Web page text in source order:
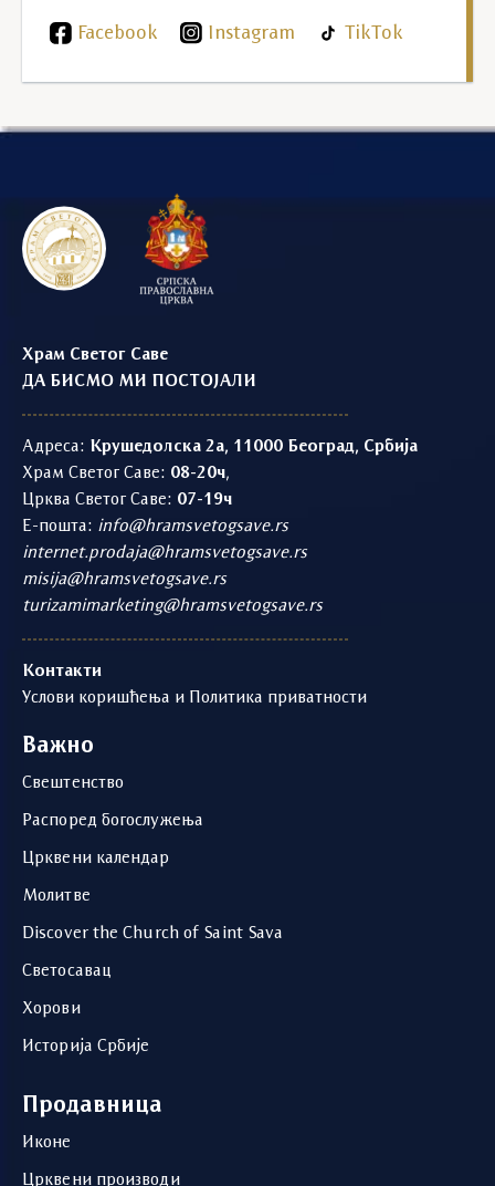
Facebook Instagram TikTok
Храм Светог Саве
ДА БИСМО МИ ПОСТОЈАЛИ
Адреса: Крушедолска 2а, 11000 Београд, Србија
Храм Светог Саве: 08-20ч,
Црква Светог Саве: 07-19ч
Е-пошта: info@hramsvetogsave.rs
internet.prodaja@hramsvetogsave.rs
misija@hramsvetogsave.rs
turizamimarketing@hramsvetogsave.rs
Контакти
Услови коришћења и Политика приватности
Важно
Свештенство
Распоред богослужења
Црквени календар
Молитве
Discover the Church of Saint Sava
Светосавац
Хорови
Историја Србије
Продавница
Иконе
Црквени производи